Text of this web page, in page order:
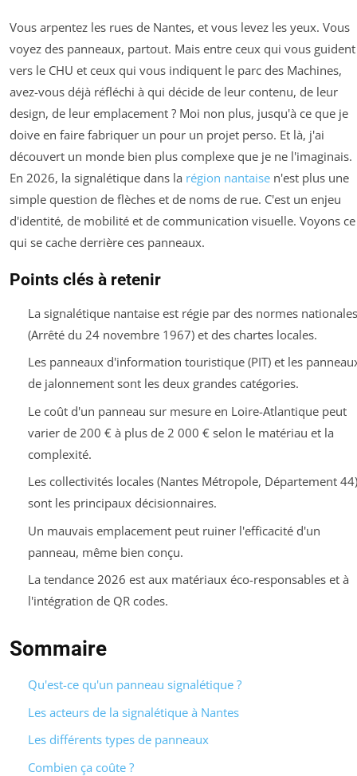
Vous arpentez les rues de Nantes, et vous levez les yeux. Vous
voyez des panneaux, partout. Mais entre ceux qui vous guident
vers le CHU et ceux qui vous indiquent le parc des Machines,
avez-vous déjà réfléchi à qui décide de leur contenu, de leur
design, de leur emplacement ? Moi non plus, jusqu'à ce que je
doive en faire fabriquer un pour un projet perso. Et là, j'ai
découvert un monde bien plus complexe que je ne l'imaginais.
En 2026, la signalétique dans la région nantaise n'est plus une
simple question de flèches et de noms de rue. C'est un enjeu
d'identité, de mobilité et de communication visuelle. Voyons ce
qui se cache derrière ces panneaux.
Points clés à retenir
La signalétique nantaise est régie par des normes nationales
(Arrêté du 24 novembre 1967) et des chartes locales.
Les panneaux d'information touristique (PIT) et les
de jalonnement sont les deux grandes catégories.
Le coût d'un panneau sur mesure en Loire-Atlantique peut
varier de 200 € à plus de 2 000 € selon le matériau et la
complexité.
Les collectivités locales (Nantes Métropole, Département 44)
sont les principaux décisionnaires.
Un mauvais emplacement peut ruiner l'efficacité d'un
panneau, même bien conçu.
La tendance 2026 est aux matériaux éco-responsables et à
l'intégration de QR codes.
Sommaire
Qu'est-ce qu'un panneau signalétique ?
Les acteurs de la signalétique à Nantes
Les différents types de panneaux
Combien ça coûte ?